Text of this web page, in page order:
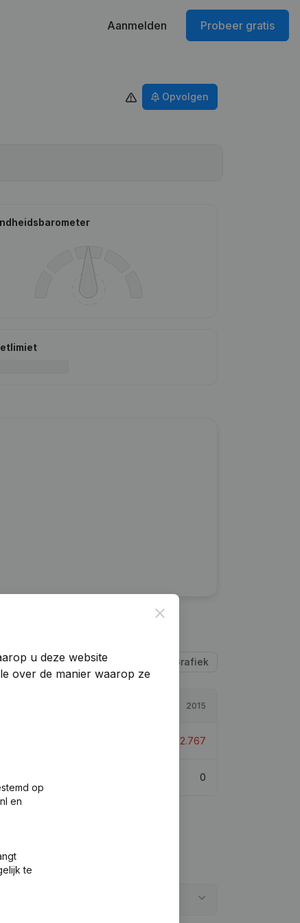
Aanmelden Probeer gratis
Opvolgen
Grafiek
2015
-2.767
0
Close
u deze website
over de manier waarop ze
op
en
te